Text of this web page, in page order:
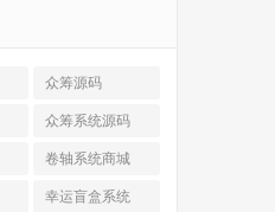
众筹源码
众筹系统源码
卷轴系统商城
幸运盲盒系统